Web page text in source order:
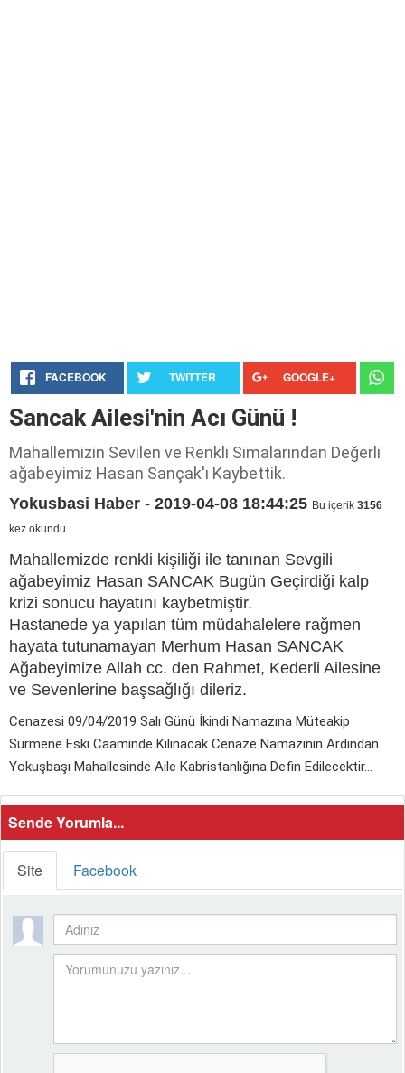
FACEBOOK TWITTER GOOGLE+
Sancak Ailesi'nin Acı Günü !
Mahallemizin Sevilen ve Renkli Simalarından Değerli
ağabeyimiz Hasan Sançak'ı Kaybettik.
Yokusbasi Haber - 2019-04-08 18:44:25 Bu içerik 3156
kez okundu.
Mahallemizde renkli kişiliği ile tanınan Sevgili
ağabeyimiz Hasan SANCAK Bugün Geçirdiği kalp
krizi sonucu hayatını kaybetmiştir.
Hastanede ya yapılan tüm müdahalelere rağmen
hayata tutunamayan Merhum Hasan SANCAK
Ağabeyimize Allah cc. den Rahmet, Kederli Ailesine
ve Sevenlerine başsağlığı dileriz.
Cenazesi 09/04/2019 Salı Günü İkindi Namazına Müteakip
Sürmene Eski Caaminde Kılınacak Cenaze Namazının Ardından
Yokuşbaşı Mahallesinde Aile Kabristanlığına Defin Edilecektir...
Sende Yorumla...
Site Facebook